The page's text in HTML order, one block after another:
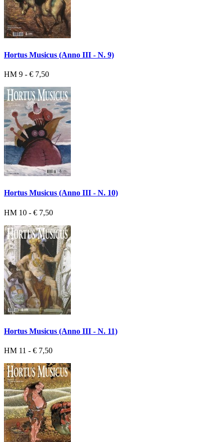
Hortus Musicus (Anno III - N. 9)
HM 9 - € 7,50
Hortus Musicus (Anno III - N. 10)
HM 10 - € 7,50
Hortus Musicus (Anno III - N. 11)
HM 11 - € 7,50